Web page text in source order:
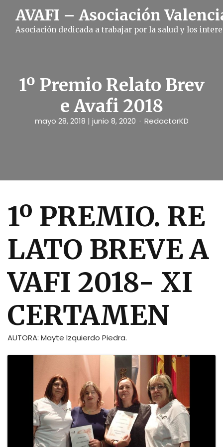
AVAFI – Asociación
Asociación dedicada a trabajar por la salud y los
1º Premio Relato Brev
e Avafi 2018
mayo 28, 2018 | junio 8, 2020 RedactorKD
1º PREMIO. RE
LATO BREVE A
VAFI 2018- XI
CERTAMEN
AUTORA: Mayte Izquierdo Piedra.